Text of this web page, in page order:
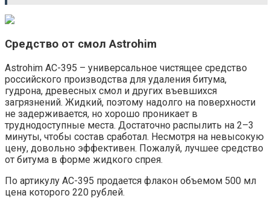
Средство от смол Astrohim
Astrohim АС-395 – универсальное чистящее средство
российского производства для удаления битума,
гудрона, древесных смол и других въевшихся
загрязнений. Жидкий, поэтому надолго на поверхности
не задерживается, но хорошо проникает в
труднодоступные места. Достаточно распылить на 2–3
минуты, чтобы состав сработал. Несмотря на невысокую
цену, довольно эффективен. Пожалуй, лучшее средство
от битума в форме жидкого спрея.
По артикулу АС-395 продается флакон объемом 500 мл
цена которого 220 рублей.